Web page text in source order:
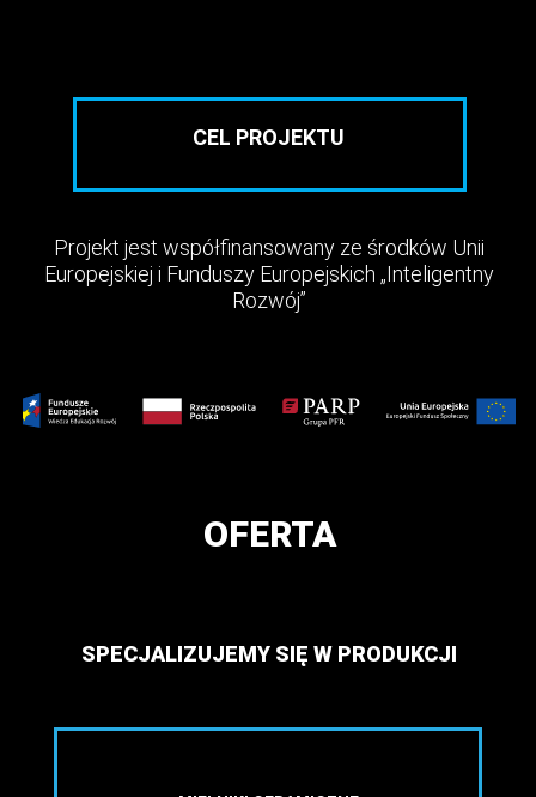
CEL PROJEKTU
Projekt jest współfinansowany ze środków Unii
Europejskiej i Funduszy Europejskich „Inteligentny
Rozwój”
OFERTA
SPECJALIZUJEMY SIĘ W PRODUKCJI